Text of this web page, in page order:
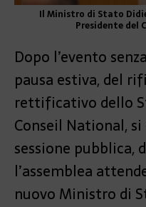
Il Ministro di Stato
Presidente del
Dopo l’evento
pausa estiva, del
rettificativo dello
Conseil National,
sessione pubblica,
l’assemblea
nuovo Ministro di